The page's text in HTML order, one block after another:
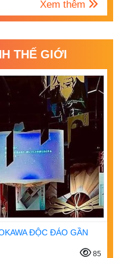
Xem thêm
THẾ GIỚI
ĐỘC ĐÁO GẦN
85